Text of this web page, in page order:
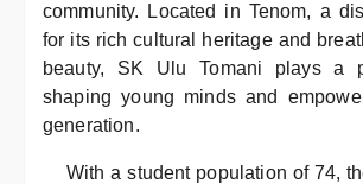
community. Located in Tenom, a
for its rich cultural heritage and
beauty, SK Ulu Tomani plays a
shaping young minds and
generation.
With a student population of 74,